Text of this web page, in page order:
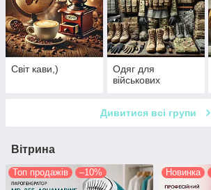
Світ кави,)
Одяг для
військових
Дивитися всі групи
Вітрина
Топ продажів –10% Новинка